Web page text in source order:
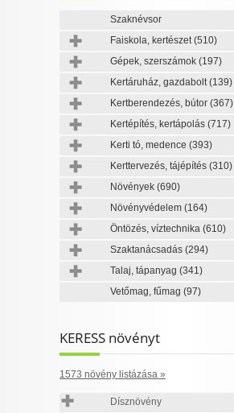
Szaknévsor
Faiskola, kertészet(510)
Gépek, szerszámok (197)
Kertáruház, gazdabolt(139)
Kertberendezés, bútor (367)
Kertépítés, kertápolás (717)
Kerti tó, medence (393)
Kerttervezés, tájépítés (310)
Növények (690)
Növényvédelem (164)
Öntözés, víztechnika (610)
Szaktanácsadás (294)
Talaj, tápanyag (341)
Vetőmag, fűmag (97)
KERESS növényt
1573 növény listázása »
Dísznövény